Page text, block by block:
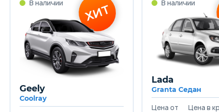
Geely
Coolray
Lada
Granta Седан